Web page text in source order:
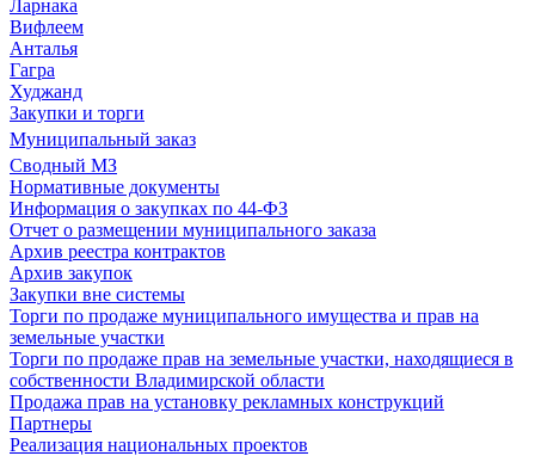
Ларнака
Вифлеем
Анталья
Гагра
Худжанд
Закупки и торги
Муниципальный заказ
Сводный МЗ
Нормативные документы
Информация о закупках по 44-ФЗ
Отчет о размещении муниципального заказа
Архив реестра контрактов
Архив закупок
Закупки вне системы
Торги по продаже муниципального имущества и прав на
земельные участки
Торги по продаже прав на земельные участки, находящиеся в
собственности Владимирской области
Продажа прав на установку рекламных конструкций
Партнеры
Реализация национальных проектов